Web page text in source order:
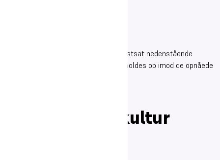
For de nævnte elementer har skolen fastsat nedenstående
målsætninger, som i selvevalueringen holdes op imod de opnåede
kostgymnasiekultur